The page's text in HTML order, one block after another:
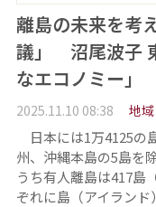
離島の未来を考
議」 沼尾波子
なエコノミー」
2025.11.10 08:38 地域
日本には1万4125の
州、沖縄本島の5島を
うち有人離島は417島
ぞれに島（アイラン